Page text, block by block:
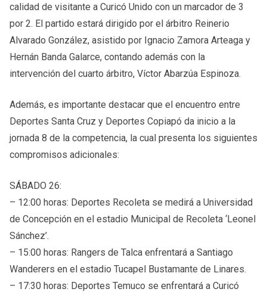
calidad de visitante a Curicó Unido con un marcador de 3
por 2. El partido estará dirigido por el árbitro Reinerio
Alvarado González, asistido por Ignacio Zamora Arteaga y
Hernán Banda Galarce, contando además con la
intervención del cuarto árbitro, Víctor Abarzúa Espinoza.
Además, es importante destacar que el encuentro entre
Deportes Santa Cruz y Deportes Copiapó da inicio a la
jornada 8 de la competencia, la cual presenta los siguientes
compromisos adicionales:
SÁBADO 26:
– 12:00 horas: Deportes Recoleta se medirá a Universidad
de Concepción en el estadio Municipal de Recoleta ‘Leonel
Sánchez’.
– 15:00 horas: Rangers de Talca enfrentará a Santiago
Wanderers en el estadio Tucapel Bustamante de Linares.
– 17:30 horas: Deportes Temuco se enfrentará a Curicó